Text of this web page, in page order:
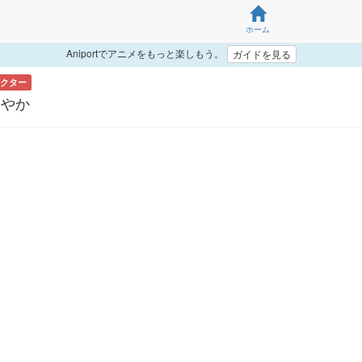
ホーム
Aniportでアニメをもっと楽しもう。 ガイドを見る
ター
か